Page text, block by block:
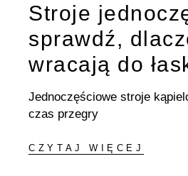
Stroje
sprawdź,
wracają do
Jednoczęściowe stroje
czas przegry
CZYTAJ WIĘCEJ